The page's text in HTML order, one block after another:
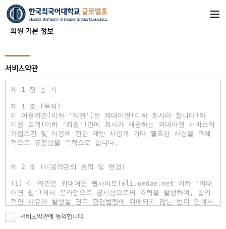
회원 기본 정보
서비스약관
서비스약관에 동의합니다.